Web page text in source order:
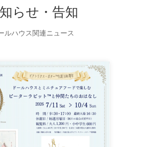
らせ・告知
ルハウス関連ニュース